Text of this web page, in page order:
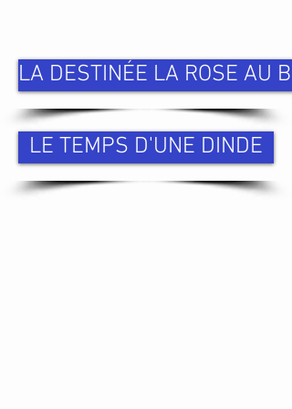
LA DESTINÉE LA ROSE AU
LE TEMPS D'UNE DINDE